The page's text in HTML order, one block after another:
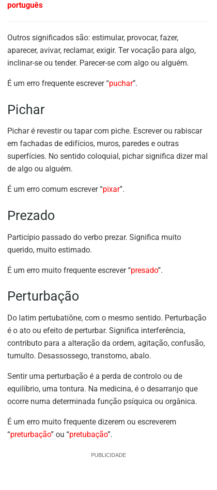
português
Outros significados são: estimular, provocar, fazer,
aparecer, avivar, reclamar, exigir. Ter vocação para algo,
inclinar-se ou tender. Parecer-se com algo ou alguém.
É um erro frequente escrever “puchar”.
Pichar
Pichar é revestir ou tapar com piche. Escrever ou rabiscar
em fachadas de edifícios, muros, paredes e outras
superfícies. No sentido coloquial, pichar significa dizer mal
de algo ou alguém.
É um erro comum escrever “pixar”.
Prezado
Particípio passado do verbo prezar. Significa muito
querido, muito estimado.
É um erro muito frequente escrever “presado”.
Perturbação
Do latim pertubatiōne, com o mesmo sentido. Perturbação
é o ato ou efeito de perturbar. Significa interferência,
contributo para a alteração da ordem, agitação, confusão,
tumulto. Desassossego, transtorno, abalo.
Sentir uma perturbação é a perda de controlo ou de
equilíbrio, uma tontura. Na medicina, é o desarranjo que
ocorre numa determinada função psíquica ou orgânica.
É um erro muito frequente dizerem ou escreverem
“preturbação” ou “pretubação”.
PUBLICIDADE